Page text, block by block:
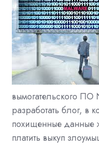
вымогательского ПО
разработать блог, в
похищенные данные
платить выкуп